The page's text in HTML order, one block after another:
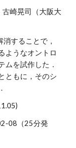
崎晃司（大阪大
することで，
ようなオントロ
ムを試作した．
ともに，そのシ
08（25分発